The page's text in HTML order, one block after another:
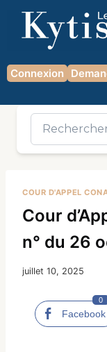
Connexion
COUR D'APPEL
Cour
n° du 26
juillet 10, 2025
Facebook
0